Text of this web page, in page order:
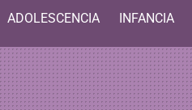
ADOLESCENCIA
INFANCIA